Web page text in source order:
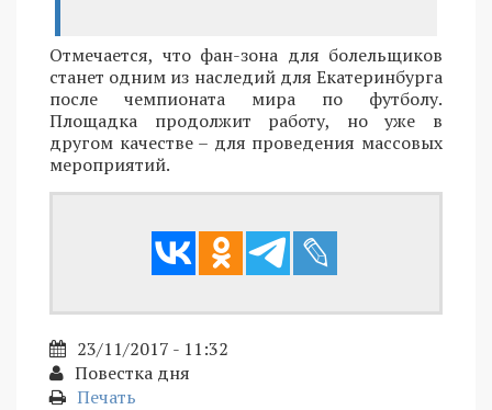
Отмечается, что фан-зона для болельщиков
станет одним из наследий для Екатеринбурга
после чемпионата мира по футболу.
Площадка продолжит работу, но уже в
другом качестве – для проведения массовых
мероприятий.
23/11/2017 - 11:32
Повестка дня
Печать